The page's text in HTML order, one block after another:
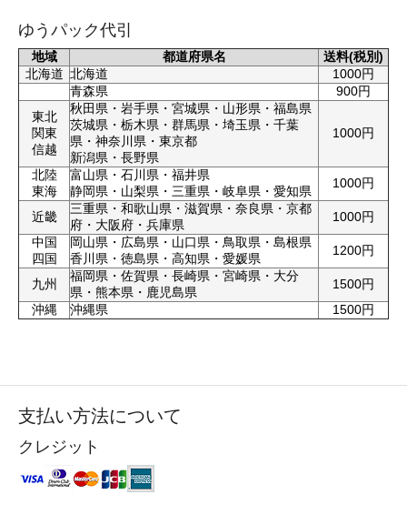
ゆうパック代引
地域 都道府県名
送料(税別)
北海道 北海道
1000円
青森県
900円
東北
関東
信越
秋田県・岩手県・宮城県・山形県・福島県
茨城県・栃木県・群馬県・埼玉県・千葉
県・神奈川県・東京都
新潟県・長野県
1000円
北陸
東海
富山県・石川県・福井県
静岡県・山梨県・三重県・岐阜県・愛知県
1000円
近畿
三重県・和歌山県・滋賀県・奈良県・京都
府・大阪府・兵庫県
1000円
中国
四国
岡山県・広島県・山口県・鳥取県・島根県
香川県・徳島県・高知県・愛媛県
1200円
九州
福岡県・佐賀県・長崎県・宮崎県・大分
県・熊本県・鹿児島県
1500円
沖縄
沖縄県 1500円
支払い方法について
クレジット